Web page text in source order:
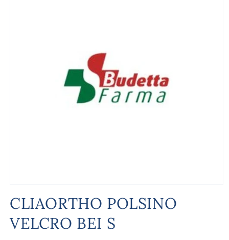
multimediali
1
in
finestra
CLIAORTHO POLSINO
VELCRO BEI S